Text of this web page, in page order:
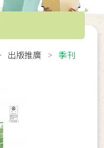
出版推廣 季刊